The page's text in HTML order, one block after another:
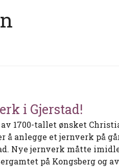
i Gjerstad!
1700-tallet ønsket
å anlegge et jernverk på
Nye jernverk måtte
på Kongsberg og av